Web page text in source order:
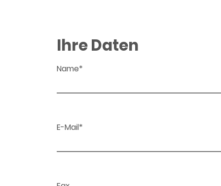
Ihre Daten
Name*
E-Mail*